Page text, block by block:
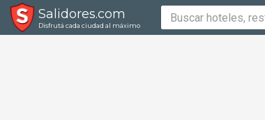
Salidores.com
Disfrutá cada ciudad al máximo